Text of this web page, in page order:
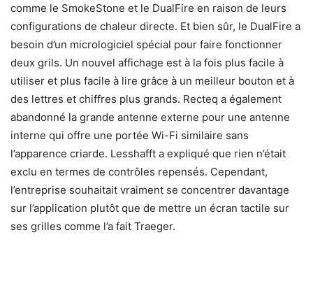
comme le SmokeStone et le DualFire en raison de leurs
configurations de chaleur directe. Et bien sûr, le DualFire a
besoin d’un micrologiciel spécial pour faire fonctionner
deux grils. Un nouvel affichage est à la fois plus facile à
utiliser et plus facile à lire grâce à un meilleur bouton et à
des lettres et chiffres plus grands. Recteq a également
abandonné la grande antenne externe pour une antenne
interne qui offre une portée Wi-Fi similaire sans
l’apparence criarde. Lesshafft a expliqué que rien n’était
exclu en termes de contrôles repensés. Cependant,
l’entreprise souhaitait vraiment se concentrer davantage
sur l’application plutôt que de mettre un écran tactile sur
ses grilles comme l’a fait Traeger.